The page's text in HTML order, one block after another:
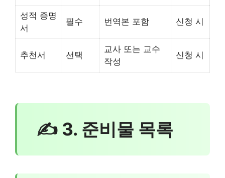
성적 증명
서
필수 번역본 포함 신청 시
추천서 선택
교사 또는 교수
작성
신청 시
✍ 3. 준비물 목록